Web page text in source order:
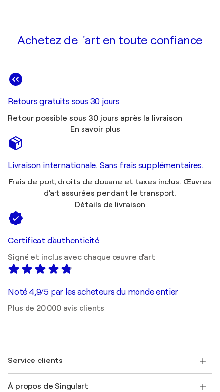
Achetez de l'art en toute confiance
Retours gratuits sous 30 jours
Retour possible sous 30 jours après la livraison
En savoir plus
Livraison internationale. Sans frais supplémentaires.
Frais de port, droits de douane et taxes inclus. Œuvres
d'art assurées pendant le transport.
Détails de livraison
Certificat d'authenticité
Signé et inclus avec chaque œuvre d'art
Noté 4,9/5 par les acheteurs du monde entier
Plus de 20 000 avis clients
Service clients
Expédition
À propos de Singulart